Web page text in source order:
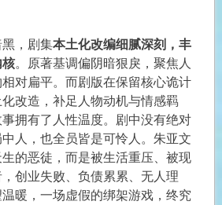
，剧集本土化改编细腻深刻，丰
。原著基调偏阴暗狠戾，聚焦人
对扁平。而剧版在保留核心诡计
改造，补足人物动机与情感羁
拥有了人性温度。剧中没有绝对
人，也全员皆是可怜人。朱亚文
的恶徒，而是被生活重压、被现
创业失败、负债累累、无人理
暖，一场虚假的绑架游戏，终究